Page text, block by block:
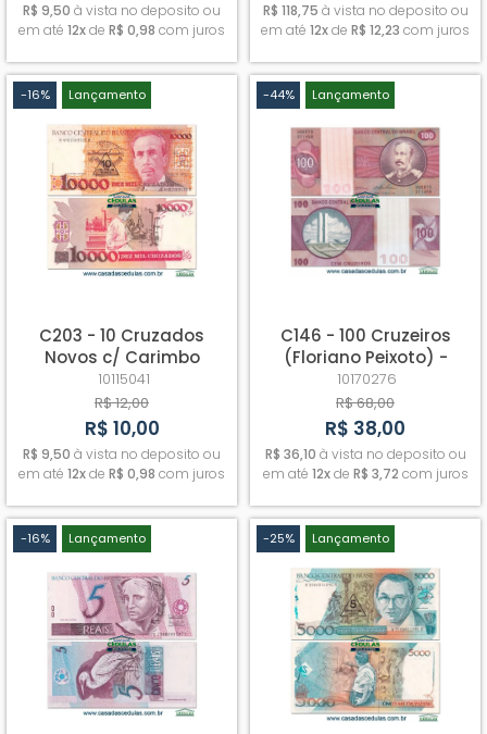
R$ 9,50 à vista no deposito ou
em até 12xde R$ 0,98 com juros
R$ 118,75 à vista no deposito ou
em até 12xde R$ 12,23 com juros
-16% Lançamento
C203 - 10 Cruzados
Novos c/ Carimbo
(Carlos Chagas) - Fe -
leve amarelado do
tempo
10115041
R$ 12,00
R$ 10,00
R$ 9,50 à vista no deposito ou
em até 12xde R$ 0,98 com juros
-44% Lançamento
C146 - 100 Cruzeiros
(Floriano Peixoto) -
Sob/Fe
10170276
R$ 68,00
R$ 38,00
R$ 36,10 à vista no deposito ou
em até 12xde R$ 3,72 com juros
-16% Lançamento -25% Lançamento